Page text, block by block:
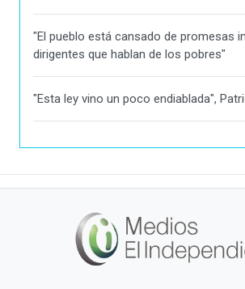
"El pueblo está cansado de promesas
dirigentes que hablan de los pobres"
"Esta ley vino un poco endiablada",